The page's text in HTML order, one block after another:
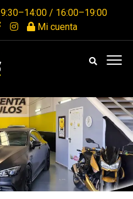
9:30–14:00 / 16:00–19:00
Mi cuenta